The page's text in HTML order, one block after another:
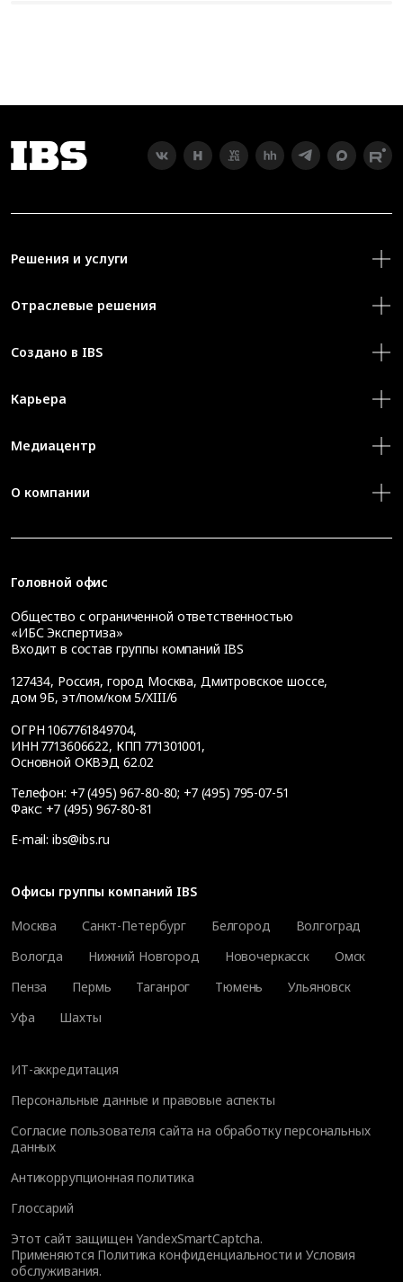
Решения и услуги
Отраслевые решения
Создано в IBS
Карьера
Медиацентр
О компании
Головной офис
Общество с ограниченной ответственностью
«ИБС Экспертиза»
Входит в состав группы компаний IBS
127434, Россия, город Москва, Дмитровское шоссе,
дом 9Б, эт/пом/ком 5/XIII/6
ОГРН 1067761849704,
ИНН 7713606622, КПП 771301001,
Основной ОКВЭД 62.02
Телефон: +7 (495) 967-80-80; +7 (495) 795-07-51
Факс: +7 (495) 967-80-81
E-mail: ibs@ibs.ru
Офисы группы компаний IBS
Москва
Санкт-Петербург Белгород
Волгоград
Вологда
Нижний Новгород Новочеркасск
Омск
Пенза
Пермь Таганрог Тюмень
Ульяновск
Уфа
Шахты
ИТ-аккредитация
Персональные данные и правовые аспекты
Согласие пользователя сайта на обработку персональных
данных
Антикоррупционная политика
Глоссарий
Этот сайт защищен YandexSmartCaptcha.
Применяются Политика конфиденциальности иУсловия
обслуживания.